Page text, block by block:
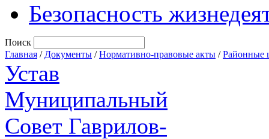
Безопасность
Поиск
Главная / Документы /Нормативно-правовые акты /Районные
Устав
Муниципальный
Совет Гаврилов-